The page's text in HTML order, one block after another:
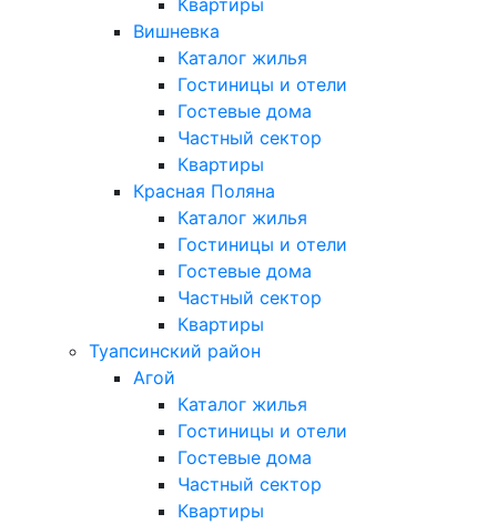
Вишневка
Каталог жилья
Гостиницы и отели
Гостевые дома
Частный сектор
Квартиры
Красная Поляна
Каталог жилья
Гостиницы и отели
Гостевые дома
Частный сектор
Квартиры
Туапсинский район
Агой
Каталог жилья
Гостиницы и отели
Гостевые дома
Частный сектор
Квартиры